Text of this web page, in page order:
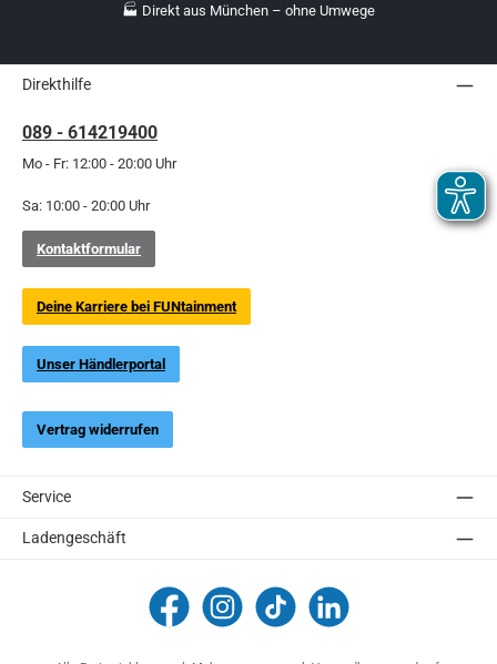
🏭 Direkt aus München – ohne Umwege
Direkthilfe
089 - 614219400
Mo - Fr: 12:00 - 20:00 Uhr
Sa: 10:00 - 20:00 Uhr
Kontaktformular
Deine Karriere bei FUNtainment
Unser Händlerportal
Vertrag widerrufen
Service
Ladengeschäft
FUNtainment Munich
funtainment_mucfuntainment_mucFUNtainment GmbH